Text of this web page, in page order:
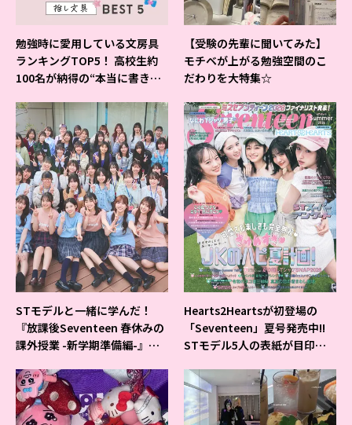
勉強時に愛用している文房具
ランキングTOP5！ 高校生約
100名が納得の“本当に書きや
【受験の先輩に聞いてみた】
モチベが上がる勉強空間のこ
だわりを大特集☆
STモデルと一緒に学んだ！
『放課後Seventeen 春休みの
課外授業 -新学期準備編-』イ
Hearts2Heartsが初登場の
「Seventeen」夏号発売中!!
STモデル5人の表紙が目印だ